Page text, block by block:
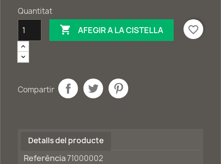
Quantitat
 AFEGIR A LA CISTELLA favorite_border
Compartir
Detalls del producte
Referència71000002